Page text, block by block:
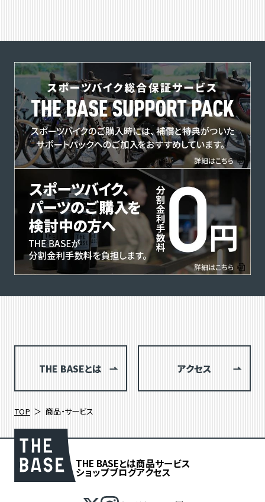
THE BASEとは アクセス
TOP 商品・サービス
THE BASEとは商品サービス
ショップブログアクセス